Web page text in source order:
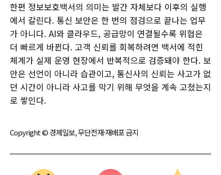
한편 정보보호백서의 의미는 발간 자체보다 이후의 실행
에서 갈린다. 통신 보안은 한 번의 점검으로 끝나는 업무
가 아니다. AI와 클라우드, 공급망이 연결될수록 위협은
더 빠르게 바뀐다. 고객 신뢰를 회복하려면 백서에 적힌
체계가 실제 운영 현장에서 반복적으로 검증돼야 한다. 보
안은 선언이 아니라 습관이고, 통신사의 신뢰는 사고가 없
던 시간이 아니라 사고를 막기 위해 무엇을 계속 고쳤는지
로 쌓인다.
Copyright © 경제일보, 무단전재·재배포 금지